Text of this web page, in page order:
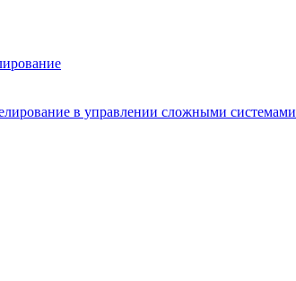
в управлении сложными системами